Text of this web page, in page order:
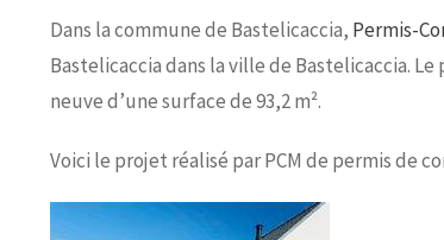
Dans la commune de Bastelicaccia, Permis-
Bastelicaccia dans la ville de Bastelicaccia.
neuve d’une surface de 93,2 m².
Voici le projet réalisé par PCM de permis de